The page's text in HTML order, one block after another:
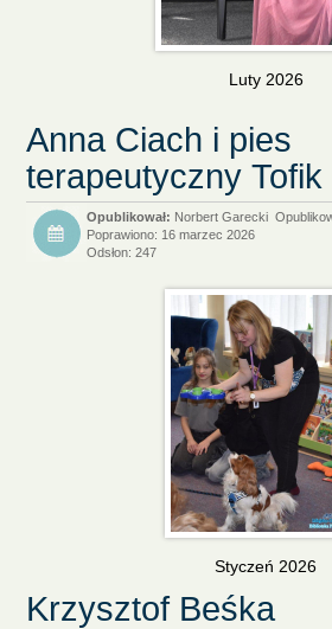
Luty 2026
Anna Ciach i pies
terapeutyczny Tofik
Norbert Garecki
Poprawiono: 16 marzec 2026
Odsłon: 247
Styczeń 2026
Krzysztof Beśka